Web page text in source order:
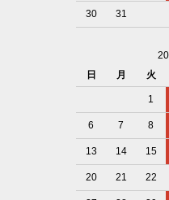
30 31
日
月 火
1
6 7 8
13 14 15
20 21 22